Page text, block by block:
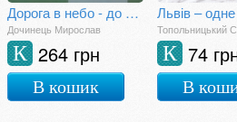
Дорога в небо - до людей
Дочинець Мирослав
264 грн
К
В кошик
Топольницький
74
К
В